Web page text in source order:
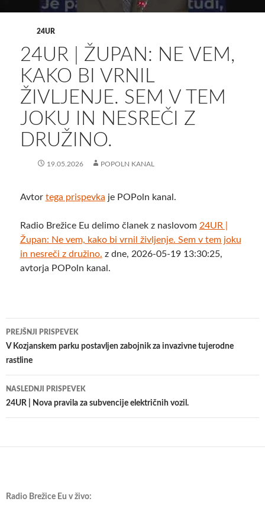
24UR
24UR | ŽUPAN: NE VEM,
KAKO BI VRNIL
ŽIVLJENJE. SEM V TEM
JOKU IN NESREČI Z
DRUŽINO.
19.05.2026 POPOLN KANAL
Avtor tega prispevka je POPoln kanal.
Radio Brežice Eu delimo članek z naslovom 24UR |
Župan: Ne vem, kako bi vrnil življenje. Sem v tem joku
in nesreči z družino. z dne, 2026-05-19 13:30:25,
avtorja POPoln kanal.
Krmarjenje
po
PREJŠNJI PRISPEVEK
V Kozjanskem parku postavljen zabojnik za invazivne tujerodne
rastline
NASLEDNJI PRISPEVEK
24UR | Nova pravila za subvencije električnih vozil.
Radio Brežice Eu v živo: